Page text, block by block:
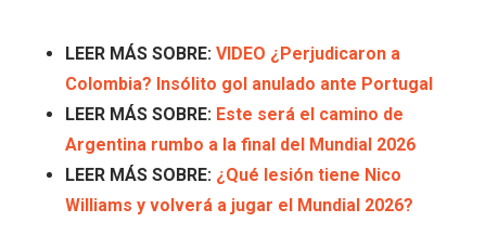
LEER MÁS SOBRE: VIDEO ¿Perjudicaron a
Colombia? Insólito gol anulado ante Portugal
LEER MÁS SOBRE: Este será el camino de
Argentina rumbo a la final del Mundial 2026
LEER MÁS SOBRE: ¿Qué lesión tiene Nico
Williams y volverá a jugar el Mundial 2026?